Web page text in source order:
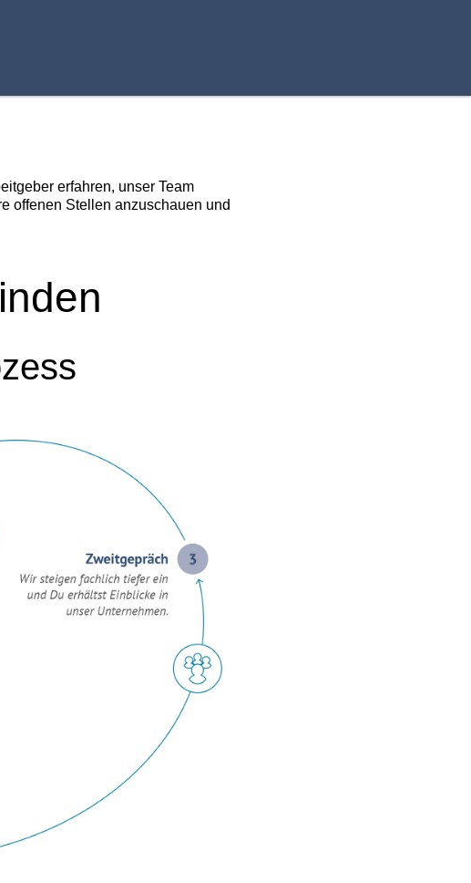
erfahren, unser Team
offenen Stellen anzuschauen und